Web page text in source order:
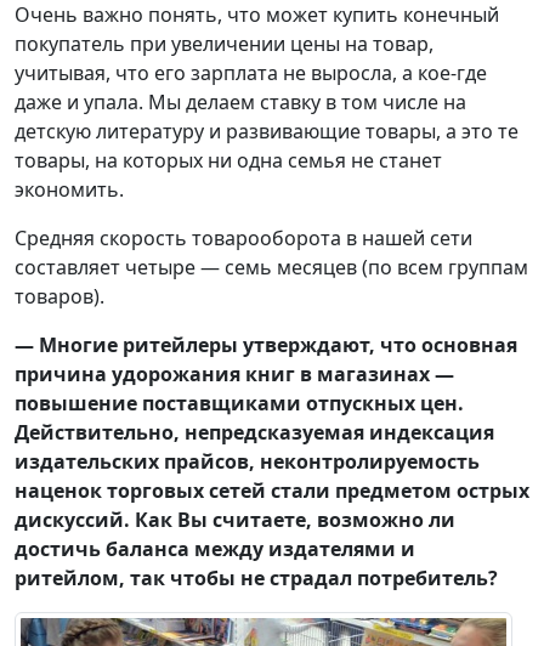
Очень важно понять, что может купить конечный
покупатель при увеличении цены на товар,
учитывая, что его зарплата не выросла, а кое-где
даже и упала. Мы делаем ставку в том числе на
детскую литературу и развивающие товары, а это те
товары, на которых ни одна семья не станет
экономить.
Средняя скорость товарооборота в нашей сети
составляет четыре — семь месяцев (по всем группам
товаров).
— Многие ритейлеры утверждают, что основная
причина удорожания книг в магазинах —
повышение поставщиками отпускных цен.
Действительно, непредсказуемая индексация
издательских прайсов, неконтролируемость
наценок торговых сетей стали предметом острых
дискуссий. Как Вы считаете, возможно ли
достичь баланса между издателями и
ритейлом, так чтобы не страдал потребитель?